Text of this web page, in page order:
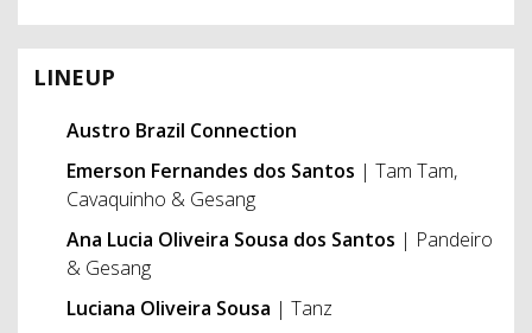
LINEUP
Austro Brazil Connection
Emerson Fernandes dos Santos | Tam Tam,
Cavaquinho & Gesang
Ana Lucia Oliveira Sousa dos Santos | Pandeiro
& Gesang
Luciana Oliveira Sousa | Tanz